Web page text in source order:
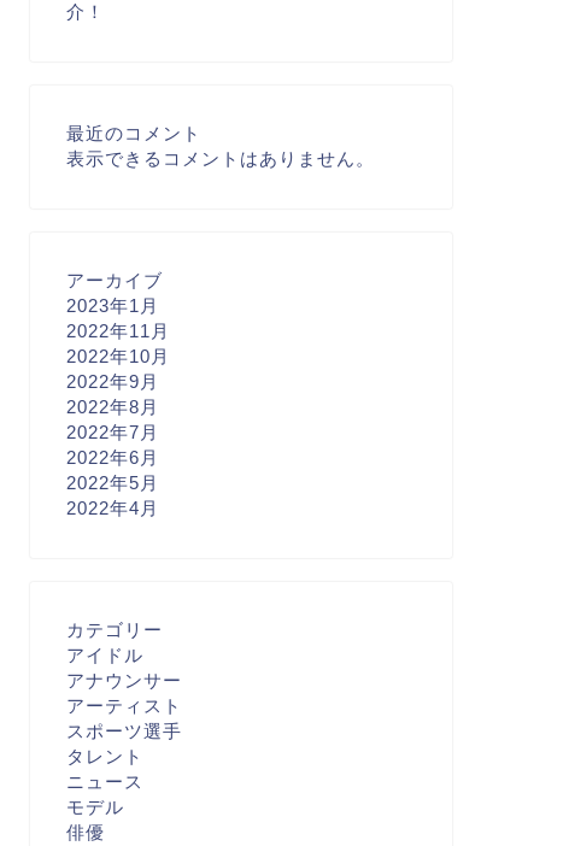
介！
最近のコメント
表示できるコメントはありません。
アーカイブ
2023年1月
2022年11月
2022年10月
2022年9月
2022年8月
2022年7月
2022年6月
2022年5月
2022年4月
カテゴリー
アイドル
アナウンサー
アーティスト
スポーツ選手
タレント
ニュース
モデル
俳優